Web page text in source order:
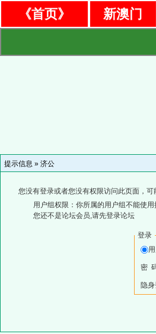
《首页》 新澳门
提示信息 » 济公
您没有登录或者您没有权限访问此页面，
用户组权限：你所属的用户组不能使
您还不是论坛会员,请先登录论坛
登录
密
隐